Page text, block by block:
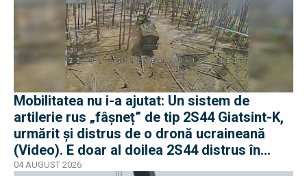
Mobilitatea nu i-a ajutat: Un sistem de
artilerie rus „fâșneț” de tip 2S44 Giatsint-K,
urmărit și distrus de o dronă ucraineană
(Video). E doar al doilea 2S44 distrus în
război
04 AUGUST 2026